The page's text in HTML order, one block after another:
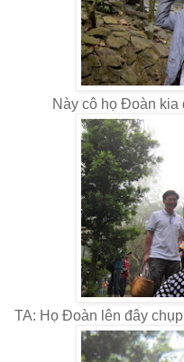
Này cô họ Đoàn
TA: Họ Đoàn lên đây